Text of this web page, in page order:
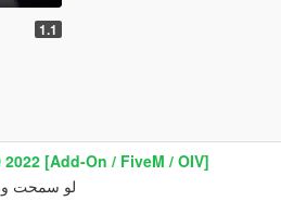
1.1
[Add-On / FiveM / OIV]
لو سمحت